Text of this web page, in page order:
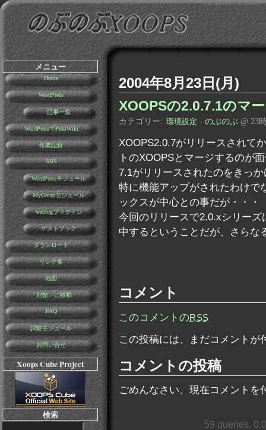
メニュー
Home
WordPress
記事一覧
WordPressでPukiWiki
作業記録
BBS
WordPressモジュール
MyGmapモジュール
weblogプラグイン
ゲストブック
ダウンロード
リンク集
地図
「別館」に移動
FAQ
試験モジュール
お問い合せ
Xoops Cube Project
検索
2004年8月23日(月)
XOOPSの2.0.7.1のマ
カテゴリー: 環境設定 - のぶのぶ @ 23
XOOPS2.0.7がリリースされて
トのXOOPSとマージするのが
7.1がリリースされたのをきっ
特に機能アップがされたわけで
ックスが中心との事だが・・・
今回のリリースで2.0.xシリー
中するということだが、さら
コメント
このコメントのRSS
この投稿には、まだコメントが
コメントの投稿
ごめんなさい、現在コメントを
59 queries.